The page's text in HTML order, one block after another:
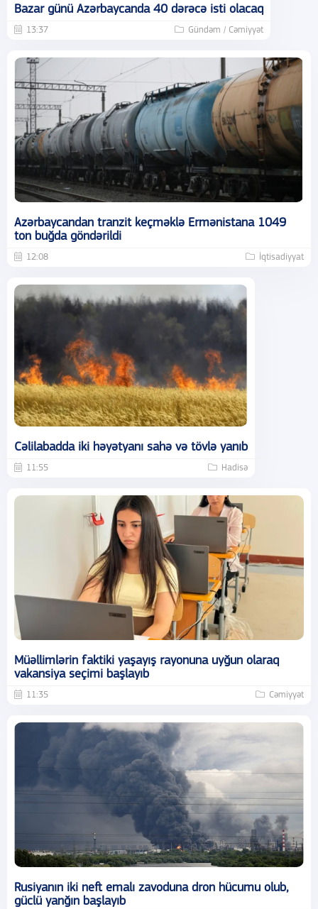
Bazar günü Azərbaycanda 40 dərəcə isti olacaq
13:37 Gündəm / Cəmiyyət
Azərbaycandan tranzit keçməklə Ermənistana 1049
ton buğda göndərildi
12:08 İqtisadiyyat
Cəlilabadda iki həyətyanı sahə və tövlə yanıb
11:55 Hadisə
Müəllimlərin faktiki yaşayış rayonuna uyğun olaraq
vakansiya seçimi başlayıb
11:35 Cəmiyyət
Rusiyanın iki neft emalı zavoduna dron hücumu olub,
güclü yanğın başlayıb